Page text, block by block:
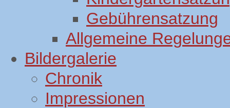
Gebührensatzung
Allgemeine
Bildergalerie
Chronik
Impressionen